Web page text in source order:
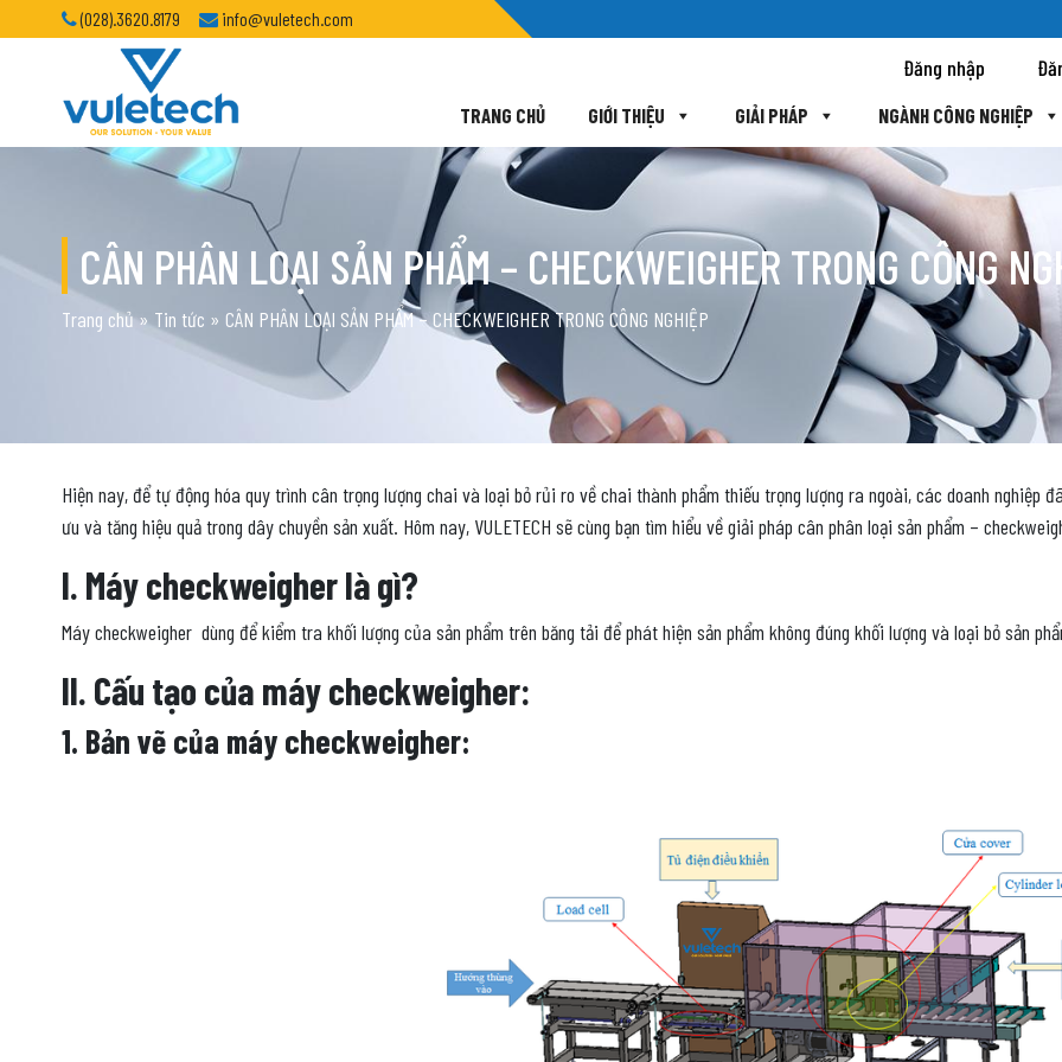
(028).3620.8179 info@vuletech.com
Đăng nhập
TRANG CHỦ GIỚI THIỆU GIẢI PHÁP NGÀNH CÔNG NGHIỆP
CÂN PHÂN LOẠI SẢN PHẨM – CHECKWEIGHER TRONG CÔNG
Trang chủ» Tin tức » CÂN PHÂN LOẠI SẢN PHẨM – CHECKWEIGHER TRONG CÔNG NGHIỆP
Hiện nay, để tự động hóa quy trình cân trọng lượng chai và loại bỏ rủi ro về chai thành phẩm thiếu trọng lượng ra ngoài, các doanh nghiệp
ưu và tăng hiệu quả trong dây chuyền sản xuất. Hôm nay, VULETECH sẽ cùng bạn tìm hiểu về giải pháp cân phân loại sản phẩm –
I. Máy checkweigher là gì?
Máy checkweigher dùng để kiểm tra khối lượng của sản phẩm trên băng tải để phát hiện sản phẩm không đúng khối lượng và loại bỏ sản
II. Cấu tạo của máy checkweigher:
1. Bản vẽ của máy checkweigher: